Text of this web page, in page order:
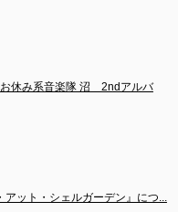
休み系音楽隊 沼　2ndアルバ
アット・シェルガーデン』につ...